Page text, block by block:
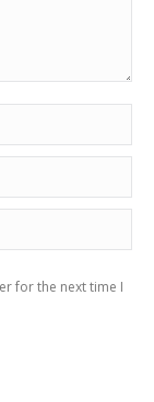
for the next time I